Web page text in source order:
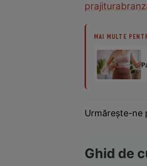
prajitura
MAI MULTE
Urmărește-ne
Ghid de